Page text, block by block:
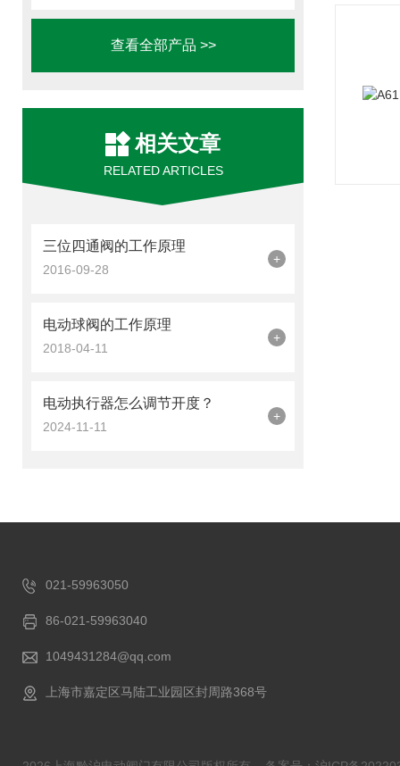
查看全部产品 >>
相关文章
RELATED ARTICLES
三位四通阀的工作原理
2016-09-28
+
电动球阀的工作原理
2018-04-11
+
电动执行器怎么调节开度？
2024-11-11
+
021-59963050
86-021-59963040
1049431284@qq.com
上海市嘉定区马陆工业园区封周路368号